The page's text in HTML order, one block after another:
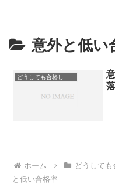
意外と低い
ホーム どうして
と低い合格率